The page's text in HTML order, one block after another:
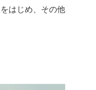
をはじめ、その他